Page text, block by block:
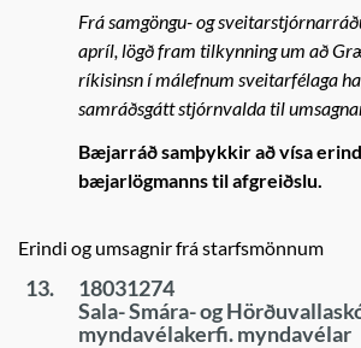
Frá samgöngu- og
apríl, lögð fram tilkynning um að
ríkisinsn í málefnum sveitarfélaga
samráðsgátt stjórnvalda til
Bæjarráð samþykkir að vísa
bæjarlögmanns til afgreiðslu.
Erindi og umsagnir frá starfsmönnum
13.
18031274
Sala- Smára- og
myndavélakerfi. myndavélar